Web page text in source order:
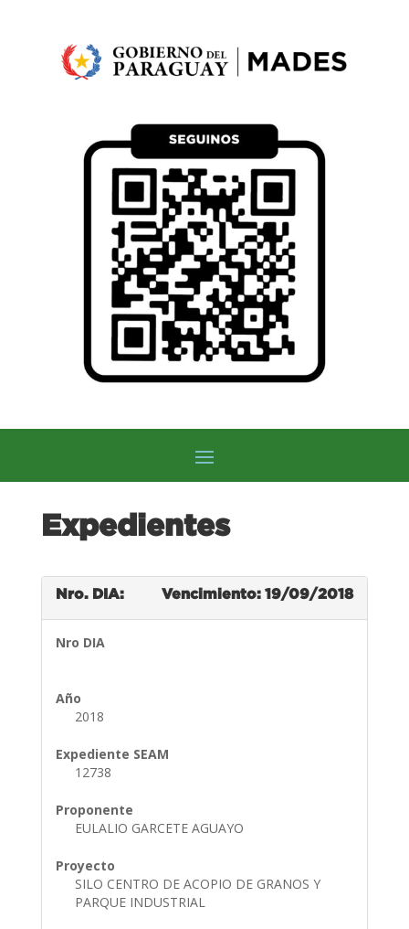
Expedientes
Nro. DIA: Vencimiento: 19/09/2018
Nro DIA
Año
2018
Expediente SEAM
12738
Proponente
EULALIO GARCETE AGUAYO
Proyecto
SILO CENTRO DE ACOPIO DE GRANOS Y
PARQUE INDUSTRIAL